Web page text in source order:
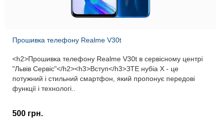
Прошивка телефону Realme V30t
<h2>Прошивка телефону Realme V30t в сервісному центрі
"Львів Сервіс"</h2><h3>Вступ</h3>ЗТЕ нубіа X - це
потужний і стильний смартфон, який пропонує передові
функції і технологі..
500 грн.